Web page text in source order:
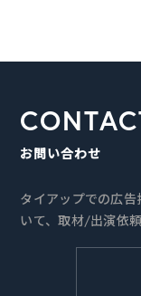
お問い合わせ
タイアップでの広
いて、取材/出演依